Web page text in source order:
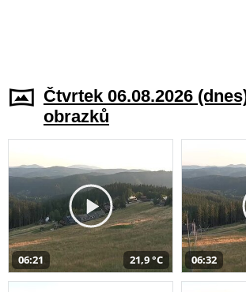
Čtvrtek 06.08.2026
obrazků
06:21 21,9 °C 06:32